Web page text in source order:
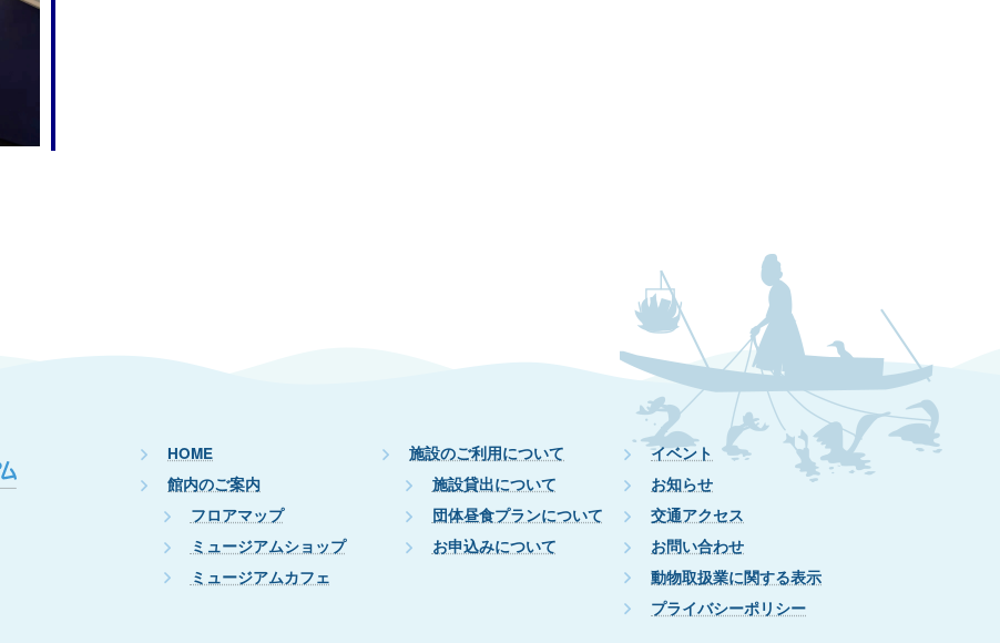
HOME
館内のご案内
フロアマップ
ミュージアムショップ
ミュージアムカフェ
施設のご利用について
施設貸出について
団体昼食プランについて
お申込みについて
イベント
お知らせ
交通アクセス
お問い合わせ
動物取扱業に関する表示
プライバシーポリシー